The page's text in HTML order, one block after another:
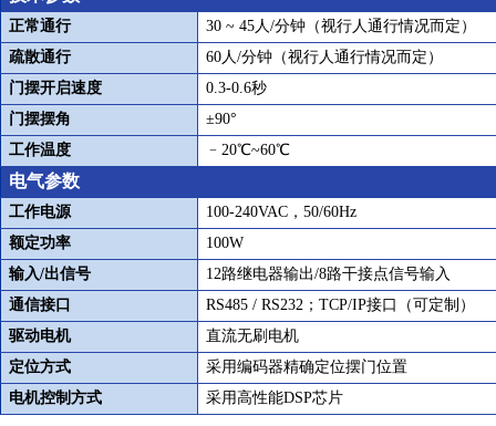
正常通行 30 ~ 45人/分钟（视行人通行情况而定）
疏散通行
60人/分钟（视行人通行情况而定）
门摆开启速度
0.3-0.6秒
门摆摆角
±90°
工作温度
﹣ 20℃~60℃
电气参数
工作电源 100-240VAC ， 50/60Hz
额定功率
100W
输入/出信号 12路继电器输出/8路干接点信号输入
通信接口
RS485 / RS232 ； TCP/IP接口（可定制）
驱动电机
直流无刷电机
定位方式
采用编码器精确定位摆门位置
电机控制方式
采用高性能DSP芯片